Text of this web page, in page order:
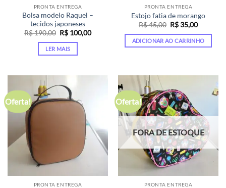
PRONTA ENTREGA
Bolsa modelo Raquel –
tecidos japoneses
R$190,00 O
preço
original
era:
R$ 100,00O
LER MAIS
PRONTA ENTREGA
Estojo fatia de morango
R$45,00 O
preço
original
era:
R$35,00O
atual
é:
ADICIONAR AO CARRINHO
Oferta!
PRONTA ENTREGA
Oferta!
FORA DE ESTOQUE
PRONTA ENTREGA